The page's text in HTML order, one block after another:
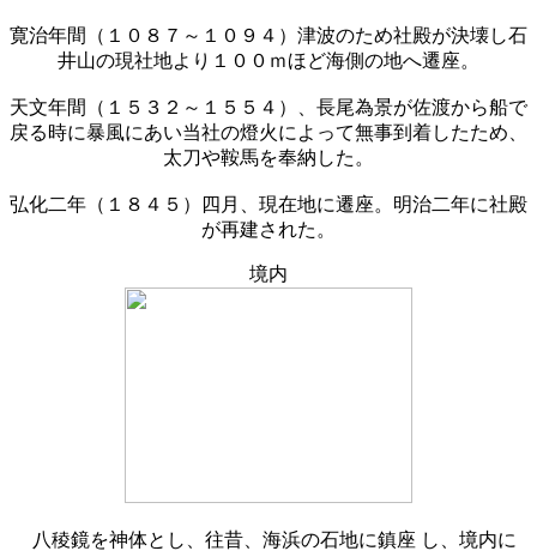
寛治年間（１０８７～１０９４）津波のため社殿が決壊し石
井山の現社地より１００ｍほど海側の地へ遷座。
天文年間（１５３２～１５５４）、長尾為景が佐渡から船で
戻る時に暴風にあい当社の燈火によって無事到着したため、
太刀や鞍馬を奉納した。
弘化二年（１８４５）四月、現在地に遷座。明治二年に社殿
が再建された。
境内
八稜鏡を神体とし、往昔、海浜の石地に鎮座 し、境内に